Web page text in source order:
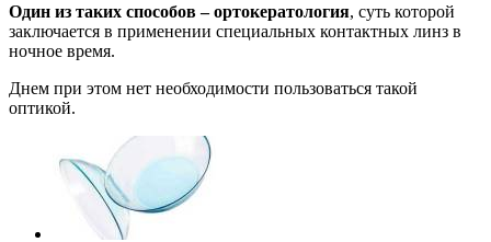
Один из таких способов – ортокератология, суть которой
заключается в применении специальных контактных линз в
ночное время.
Днем при этом нет необходимости пользоваться такой
оптикой.